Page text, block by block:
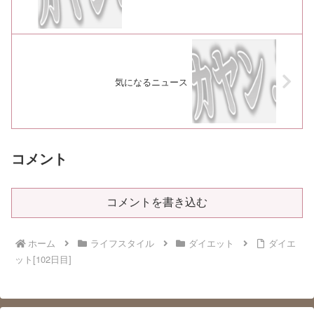
気になるニュース
コメント
コメントを書き込む
ホーム ライフスタイル ダイエット
ダイエ
ット[102日目]